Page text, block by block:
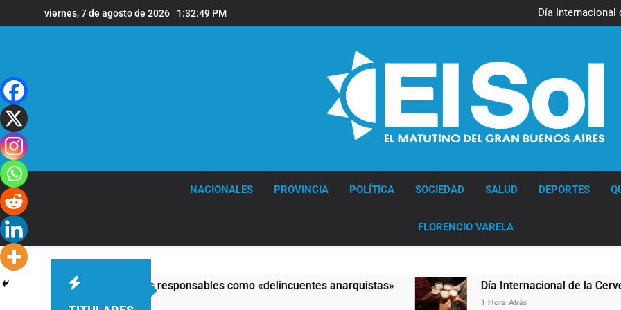
al
viernes, 7 de agosto de 2026 1:32:50 PM
Día Internacional
El frío polar se instala
Día
El frío polar se instala
El Senado aprobó la ley
NACIONALES PROVINCIA POLÍTICA SOCIEDAD SALUD DEPORTES
FLORENCIO VARELA
y calificó a los responsables como «delincuentes anarquistas» Día Internacional de la Cerveza: los
1 Hora Atrás